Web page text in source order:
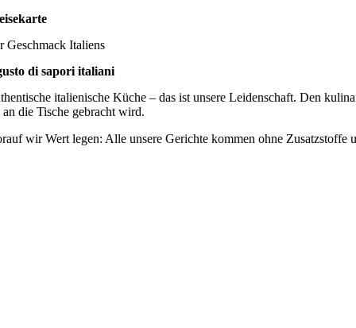
Geschmack Italiens
di sapori italiani
italienische Küche – das ist unsere Leidenschaft. Den
an die Tische gebracht wird.
wir Wert legen: Alle unsere Gerichte kommen ohne Zusatzstoffe